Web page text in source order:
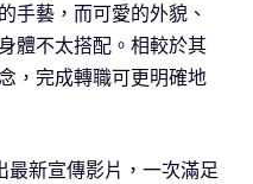
手藝，而可愛的外貌、
體不太搭配。相較於其
，完成轉職可更明確地
最新宣傳影片，一次滿足